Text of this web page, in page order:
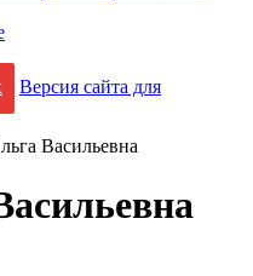
Версия сайта для
Васильевна